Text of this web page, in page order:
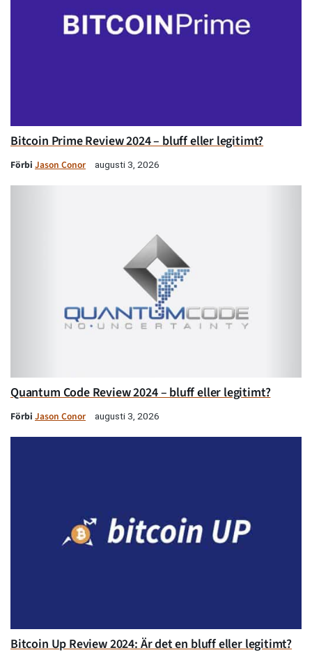
Bitcoin Prime Review 2024 – bluff eller legitimt?
Förbi Jason Conor augusti 3, 2026
Quantum Code Review 2024 – bluff eller legitimt?
Förbi Jason Conor augusti 3, 2026
Bitcoin Up Review 2024: Är det en bluff eller legitimt?